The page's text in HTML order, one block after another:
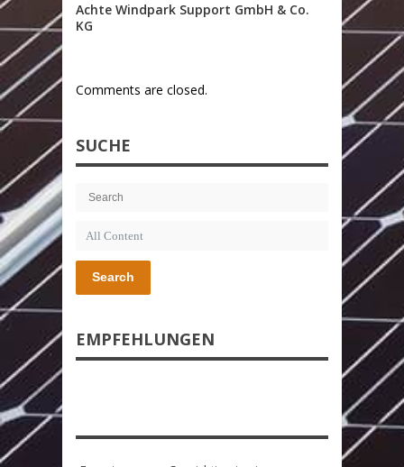
Achte Windpark Support GmbH & Co.
KG
Comments are closed.
SUCHE
Search
EMPFEHLUNGEN